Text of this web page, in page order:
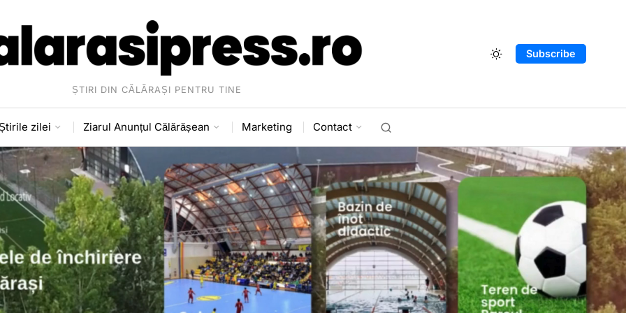
ȘTIRI DIN CĂLĂRAȘI PENTRU TINE
Subscribe
zilei Ziarul Anunțul Călărășean Marketing Contact